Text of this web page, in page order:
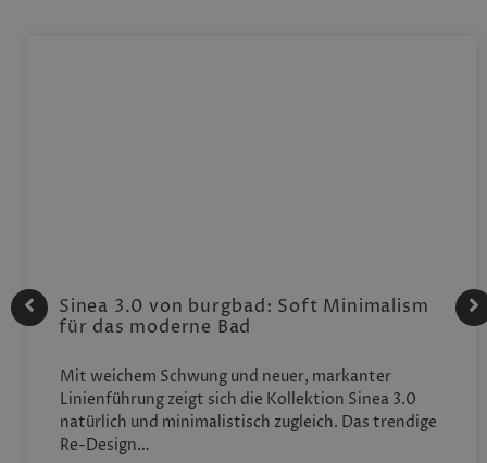
Sinea 3.0 von burgbad: Soft Minimalism
für das moderne Bad
Mit weichem Schwung und neuer, markanter
Linienführung zeigt sich die Kollektion Sinea 3.0
natürlich und minimalistisch zugleich. Das trendige
Re-Design…